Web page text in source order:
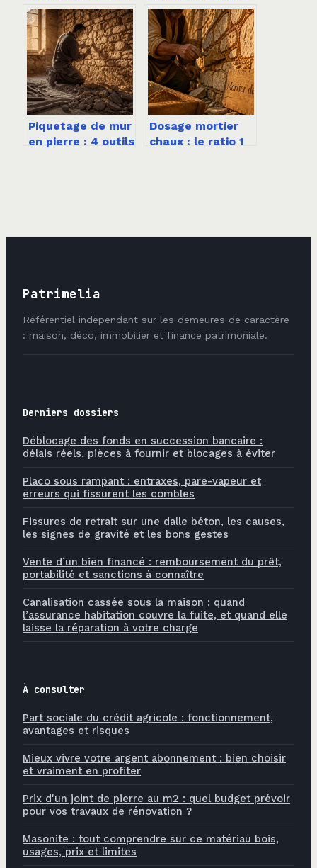
le guide complet
pour un linge
impeccable
pratique pour
choisir sans se
tromper
Piquetage de mur
en pierre : 4 outils
Dosage mortier
chaux : le ratio 1
Patrimelia
Référentiel indépendant sur les demeures de caractère
: maison, déco, immobilier et finance patrimoniale.
Derniers dossiers
Déblocage des fonds en succession bancaire :
délais réels, pièces à fournir et blocages à éviter
Placo sous rampant : entraxes, pare-vapeur et
erreurs qui fissurent les combles
Fissures de retrait sur une dalle béton, les causes,
les signes de gravité et les bons gestes
Vente d’un bien financé : remboursement du prêt,
portabilité et sanctions à connaître
Canalisation cassée sous la maison : quand
l’assurance habitation couvre la fuite, et quand elle
laisse la réparation à votre charge
À consulter
Part sociale du crédit agricole : fonctionnement,
avantages et risques
Mieux vivre votre argent abonnement : bien choisir
et vraiment en profiter
Prix d'un joint de pierre au m2 : quel budget prévoir
pour vos travaux de rénovation ?
Masonite : tout comprendre sur ce matériau bois,
usages, prix et limites